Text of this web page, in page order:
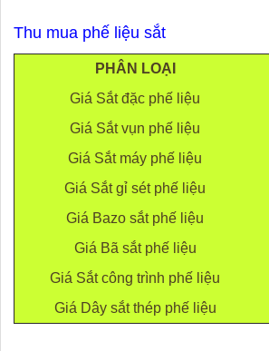
Thu mua phế liệu sắt
PHÂN LOẠI
Giá Sắt đặc phế liệu
Giá Sắt vụn phế liệu
Giá Sắt máy phế liệu
Giá Sắt gỉ sét phế liệu
Giá Bazo sắt phế liệu
Giá Bã sắt phế liệu
Giá Sắt công trình phế liệu
Giá Dây sắt thép phế liệu